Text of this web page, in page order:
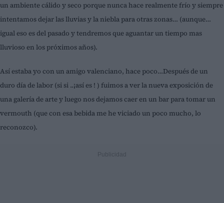
un ambiente cálido y seco porque nunca hace realmente frío y siempre
intentamos dejar las lluvias y la niebla para otras zonas… (aunque…
igual eso es del pasado y tendremos que aguantar un tiempo mas
lluvioso en los próximos años).
Así estaba yo con un amigo valenciano, hace poco…Después de un
duro día de labor (si si ..¡así es ! ) fuimos a ver la nueva exposición de
una galería de arte y luego nos dejamos caer en un bar para tomar un
vermouth (que con esa bebida me he viciado un poco mucho, lo
reconozco).